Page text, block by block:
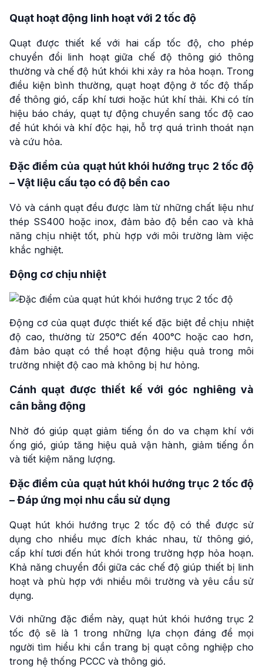
Quạt hoạt động linh hoạt với 2 tốc độ
Quạt được thiết kế với hai cấp tốc độ, cho phép
chuyển đổi linh hoạt giữa chế độ thông gió thông
thường và chế độ hút khói khi xảy ra hỏa hoạn. Trong
điều kiện bình thường, quạt hoạt động ở tốc độ thấp
để thông gió, cấp khí tươi hoặc hút khí thải. Khi có tín
hiệu báo cháy, quạt tự động chuyển sang tốc độ cao
để hút khói và khí độc hại, hỗ trợ quá trình thoát nạn
và cứu hỏa.
Đặc điểm của quạt hút khói hướng trục 2 tốc độ
– Vật liệu cấu tạo có độ bền cao
Vỏ và cánh quạt đều được làm từ những chất liệu như
thép SS400 hoặc inox, đảm bảo độ bền cao và khả
năng chịu nhiệt tốt, phù hợp với môi trường làm việc
khắc nghiệt.
Động cơ chịu nhiệt
Động cơ của quạt được thiết kế đặc biệt để chịu nhiệt
độ cao, thường từ 250°C đến 400°C hoặc cao hơn,
đảm bảo quạt có thể hoạt động hiệu quả trong môi
trường nhiệt độ cao mà không bị hư hỏng.
Cánh quạt được thiết kế với góc nghiêng và
cân bằng động
Nhờ đó giúp quạt giảm tiếng ồn do va chạm khí với
ống gió, giúp tăng hiệu quả vận hành, giảm tiếng ồn
và tiết kiệm năng lượng.
Đặc điểm của quạt hút khói hướng trục 2 tốc độ
– Đáp ứng mọi nhu cầu sử dụng
Quạt hút khói hướng trục 2 tốc độ có thể được sử
dụng cho nhiều mục đích khác nhau, từ thông gió,
cấp khí tươi đến hút khói trong trường hợp hỏa hoạn.
Khả năng chuyển đổi giữa các chế độ giúp thiết bị linh
hoạt và phù hợp với nhiều môi trường và yêu cầu sử
dụng.
Với những đặc điểm này, quạt hút khói hướng trục 2
tốc độ sẽ là 1 trong những lựa chọn đáng để mọi
người tìm hiểu khi cần trang bị quạt công nghiệp cho
trong hệ thống PCCC và thông gió.